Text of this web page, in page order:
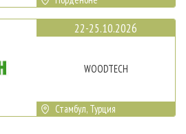
22-25.10.2026
WOODTECH
Стамбул, Турция